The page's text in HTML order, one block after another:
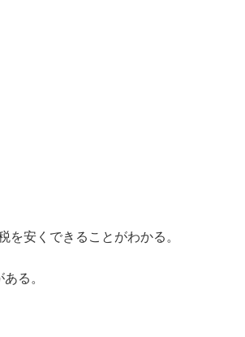
を安くできることがわかる。
る。